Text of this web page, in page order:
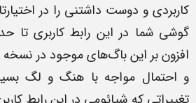
کاربردی و دوست داشتنی را در
گوشی شما در این رابط کاربری تا
افزون بر این باگ‌های موجود در
و احتمال مواجه با هنگ و لگ